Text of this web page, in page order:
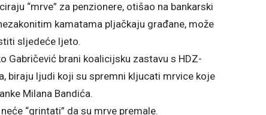
“mrve” za penzionere, otišao na bankarski
kamatama pljačkaju građane, može
sljedeće ljeto.
Gabričević brani koalicijsku zastavu s HDZ-
biraju ljudi koji su spremni kljucati mrvice koje
Milana Bandića.
“grintati” da su mrve premale.